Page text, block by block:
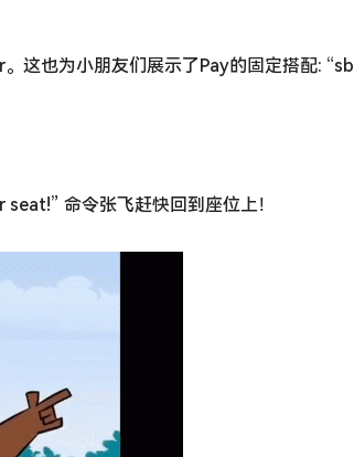
这也为小朋友们展示了Pay的固定搭配: “sb
命令张飞赶快回到座位上！